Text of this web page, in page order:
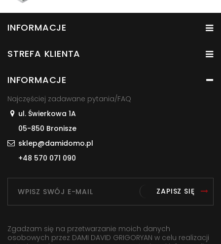
INFORMACJE
STREFA KLIENTA
INFORMACJE
Najczęściej zadawane pytania/FAQ
ul. Świerkowa 1A
05-850 Bronisze
sklep@damidomo.pl
+48 570 071 090
ZAPISZ SIĘ
Zgadzam się na przetwarzanie moich danych
osobowych przez DAMI DAVID GRIGORYAN w celu realizacji